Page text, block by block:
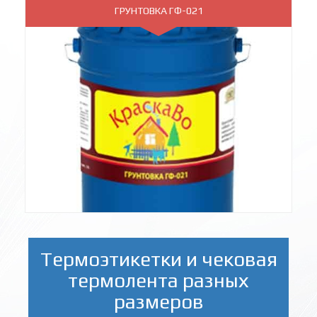
ГРУНТОВКА ГФ-021
Термоэтикетки и чековая
термолента разных
размеров